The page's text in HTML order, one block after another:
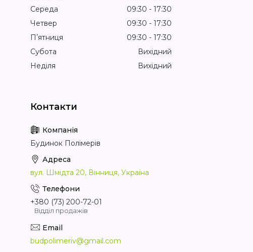
Середа
09:30
17:30
Четвер
09:30
17:30
Пʼятниця
09:30
17:30
Субота
Вихідний
Неділя
Вихідний
Будинок Полімерів
вул. Шмідта 20, Вінниця, Україна
+380 (73) 200-72-01
Відділ продажів
budpolimeriv@gmail.com